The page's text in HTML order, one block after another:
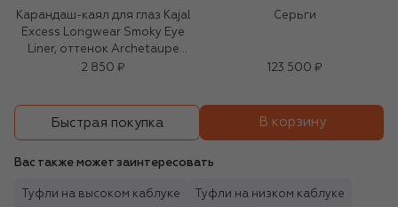
Карандаш-каял для глаз Kajal
Excess Longwear Smoky Eye
Liner, оттенок Archetaupe
(1,2g)
2 850 ₽
Серьги
123 500 ₽
Быстрая покупка В корзину
Вас также может заинтересовать
Туфли на высоком каблуке Туфли на низком каблуке